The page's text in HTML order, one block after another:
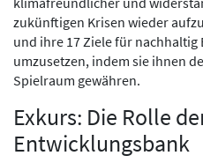
zukünftigen Krisen wieder
und ihre 17 Ziele für nachhaltig
umzusetzen, indem sie ihnen
Spielraum gewähren.
Exkurs: Die Rolle
Entwicklungsbank